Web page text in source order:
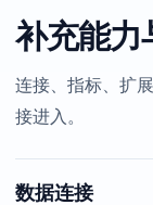
补充能力
连接、指标、扩
接进入。
数据连接